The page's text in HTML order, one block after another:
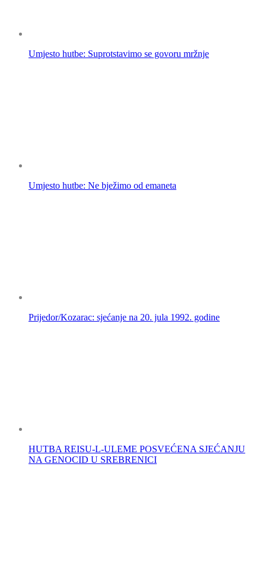
Umjesto hutbe: Suprotstavimo se govoru mržnje
Umjesto hutbe: Ne bježimo od emaneta
Prijedor/Kozarac: sjećanje na 20. jula 1992. godine
HUTBA REISU-L-ULEME POSVEĆENA SJEĆANJU
NA GENOCID U SREBRENICI